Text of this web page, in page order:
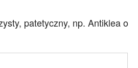
patetyczny, np. Antiklea o